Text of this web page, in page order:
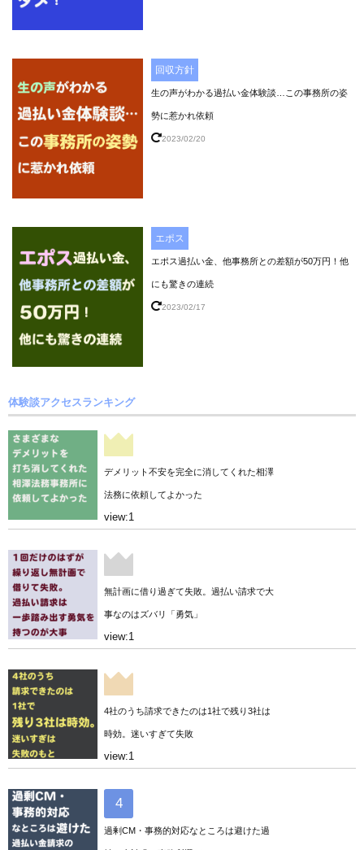
回収方針
生の声がわかる過払い金体験談…この事務所の姿
勢に惹かれ依頼
2023/02/20
エポス
エポス過払い金、他事務所との差額が50万円！他
にも驚きの連続
2023/02/17
体験談アクセスランキング
デメリット不安を完全に消してくれた相澤
法務に依頼してよかった
view:1
無計画に借り過ぎて失敗。過払い請求で大
事なのはズバリ「勇気」
view:1
4社のうち請求できたのは1社で残り3社は
時効。迷いすぎて失敗
view:1
過剰CM・事務的対応なところは避けた過